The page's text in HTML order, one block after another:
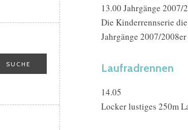
13.00 Jahrgänge 2007/
Die Kinderrennserie
Jahrgänge 2007/
Laufradrennen
14.05
Locker lustiges 250m